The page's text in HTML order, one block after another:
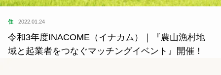
住 2022.01.24
令和3年度INACOME（イナカム）｜『農山漁村地
域と起業者をつなぐマッチングイベント』開催！